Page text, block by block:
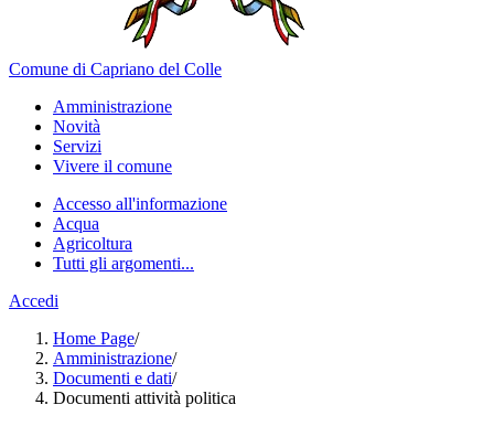
Comune di Capriano del Colle
Amministrazione
Novità
Servizi
Vivere il comune
Accesso all'informazione
Acqua
Agricoltura
Tutti gli argomenti...
Accedi
Home Page/
Amministrazione/
Documenti e dati/
Documenti attività politica